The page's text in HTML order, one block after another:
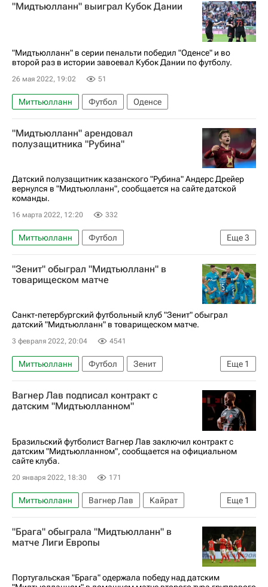
"Мидтьюлланн" выиграл Кубок Дании
"Мидтьюлланн" в серии пенальти победил "Оденсе" и во
второй раз в истории завоевал Кубок Дании по футболу.
26 мая 2022, 19:02 51
Миттьюлланн Футбол Оденсе
"Мидтьюлланн" арендовал
полузащитника "Рубина"
Датский полузащитник казанского "Рубина" Андерс Дрейер
вернулся в "Мидтьюлланн", сообщается на сайте датской
команды.
16 марта 2022, 12:20 332
Еще3
Миттьюлланн
Футбол
Международная федерация футбола (ФИФА)
Андерс Дрейер
Рубин
"Зенит" обыграл "Мидтьюлланн" в
товарищеском матче
Санкт-петербургский футбольный клуб "Зенит" обыграл
датский "Мидтьюлланн" в товарищеском матче.
3 февраля 2022, 20:04 4541
Еще 1
Миттьюлланн Футбол
Зенит
Нуралы Алип
Вагнер Лав подписал контракт с
датским "Мидтьюлланном"
Бразильский футболист Вагнер Лав заключил контракт с
датским "Мидтьюлланном", сообщается на официальном
сайте клуба.
20 января 2022, 18:30 171
Еще 1
Миттьюлланн Вагнер Лав
Кайрат
Шаньдун Лунэн
"Брага" обыграла "Мидтьюлланн" в
матче Лиги Европы
Португальская "Брага" одержала победу над датским